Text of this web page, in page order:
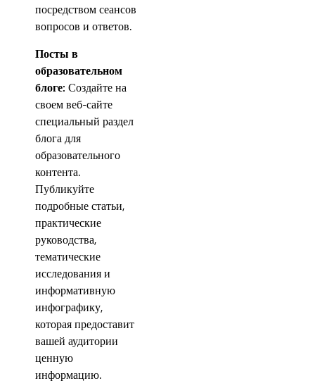
посредством сеансов
вопросов и ответов.
Посты в
образовательном
блоге: Создайте на
своем веб-сайте
специальный раздел
блога для
образовательного
контента.
Публикуйте
подробные статьи,
практические
руководства,
тематические
исследования и
информативную
инфографику,
которая предоставит
вашей аудитории
ценную
информацию.